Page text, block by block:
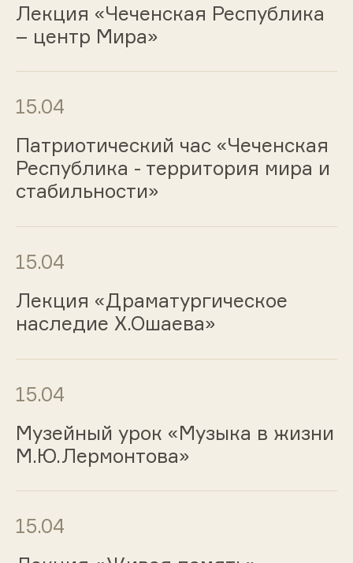
Лекция «Чеченская Республика
– центр Мира»
15.04
Патриотический час «Чеченская
Республика - территория мира и
стабильности»
15.04
Лекция «Драматургическое
наследие Х.Ошаева»
15.04
Музейный урок «Музыка в жизни
М.Ю.Лермонтова»
15.04